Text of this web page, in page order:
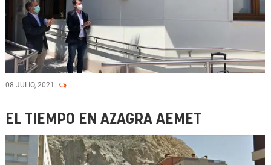
08 JULIO, 2021
EL TIEMPO EN AZAGRA AEMET